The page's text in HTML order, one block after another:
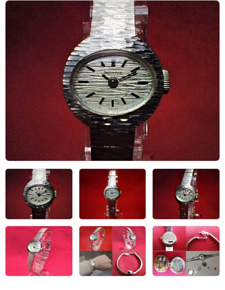
ブログ・特集記事